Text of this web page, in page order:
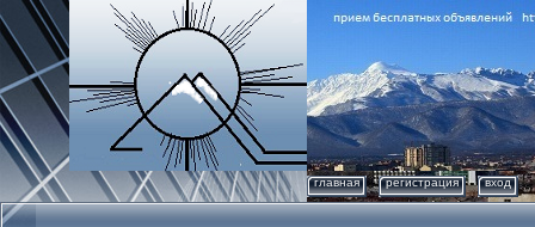
главная регистрация вход